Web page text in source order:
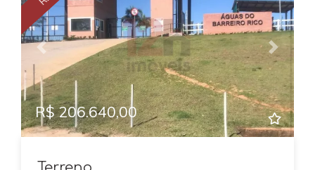
Previous Next
R$ 206.640,00